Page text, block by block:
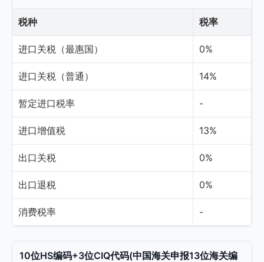
税种 税率
进口关税（最惠国） 0%
进口关税（普通） 14%
暂定进口税率 -
进口增值税 13%
出口关税 0%
出口退税 0%
消费税率 -
10位HS编码+3位CIQ代码(中国海关申报13位海关编